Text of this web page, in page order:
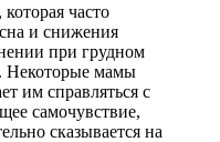
часто
и снижения
при грудном
Некоторые мамы
им справляться с
самочувствие,
сказывается на